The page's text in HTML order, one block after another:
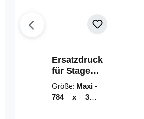
Ersatzdruck
für Stage
Riser
Größe: Maxi -
784 x 314